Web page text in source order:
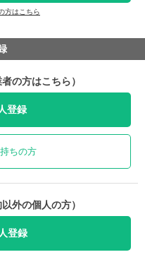
方はこちら
の方はこちら）
登録
ちの方
外の個人の方）
登録